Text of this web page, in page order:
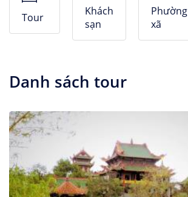
Căn hộ dịch vụ
Tour
Khách
sạn
Phường
xã
Danh sách tour